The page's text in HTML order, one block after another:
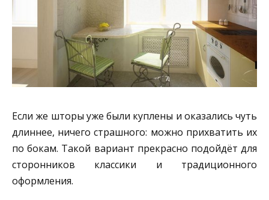
Если же шторы уже были куплены и оказались чуть
длиннее, ничего страшного: можно прихватить их
по бокам. Такой вариант прекрасно подойдёт для
сторонников классики и традиционного
оформления.